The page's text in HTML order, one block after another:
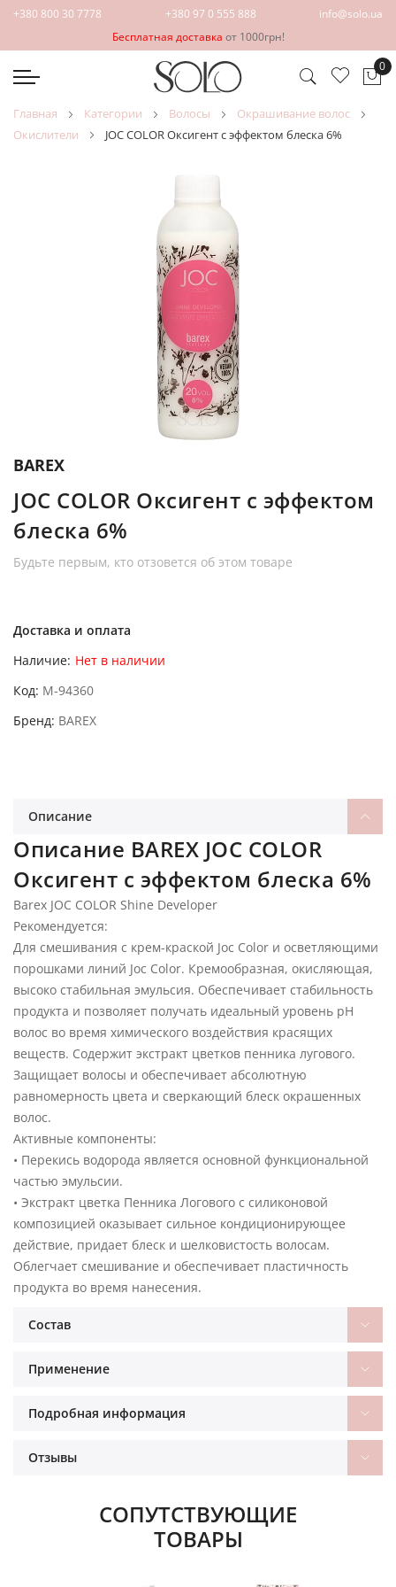
+380 800 30 7778 +380 97 0 555 888
info@solo.ua
Бесплатная доставка от 1000грн!
0
главная категории волосы
окрашивание волос
окислители
JOC COLOR Оксигент с эффектом блеска 6%
BAREX
JOC COLOR Оксигент с эффектом
блеска 6%
Будьте первым, кто отзовется об этом товаре
Доставка и оплата
Наличие: Нет в наличии
Код M-94360
Бренд BAREX
Описание
Описание BAREX JOC COLOR
Оксигент с эффектом блеска 6%
Barex JOC COLOR Shine Developer
Рекомендуется:
Для смешивания с крем-краской Joc Color и осветляющими
порошками линий Joc Color. Кремообразная, окисляющая,
высоко стабильная эмульсия. Обеспечивает стабильность
продукта и позволяет получать идеальный уровень pH
волос во время химического воздействия красящих
веществ. Содержит экстракт цветков пенника лугового.
Защищает волосы и обеспечивает абсолютную
равномерность цвета и сверкающий блеск окрашенных
волос.
Активные компоненты:
• Перекись водорода является основной функциональной
частью эмульсии.
• Экстракт цветка Пенника Лoгового с силиконовой
композицией оказывает сильное кондиционирующее
действие, придает блеск и шелковистость волосам.
Облегчает смешивание и обеспечивает пластичность
продукта во время нанесения.
Состав
Применение
Подробная информация
Отзывы
СОПУТСТВУЮЩИЕ
ТОВАРЫ